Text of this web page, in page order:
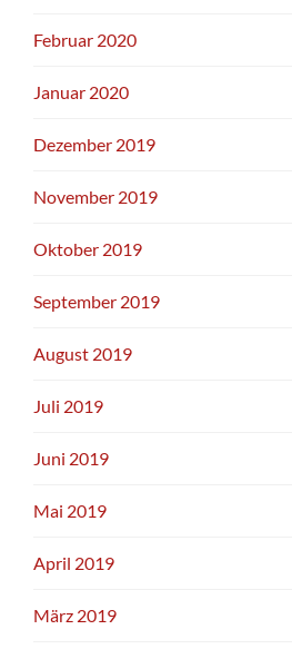
Februar 2020
Januar 2020
Dezember 2019
November 2019
Oktober 2019
September 2019
August 2019
Juli 2019
Juni 2019
Mai 2019
April 2019
März 2019